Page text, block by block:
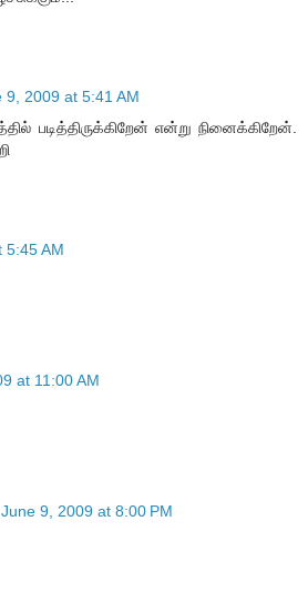
9, 2009 at 5:41 AM
படித்திருக்கிறேன் என்று நினைக்கிறேன்.
5:45 AM
at 11:00 AM
June 9, 2009 at 8:00 PM